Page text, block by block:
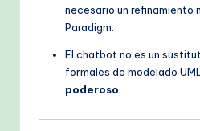
necesario un refinamiento
Paradigm.
El chatbot no es un
formales de modelado
poderoso.